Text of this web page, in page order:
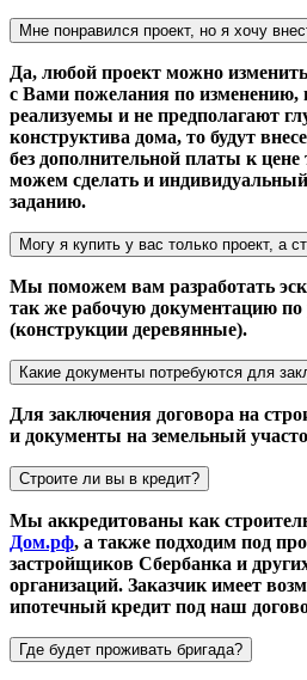
Мне понравился проект, но я хочу
Да, любой проект можно
с Вами пожелания по изменению,
реализуемы и не предполагают
конструктива дома, то будут
без дополнительной платы к
можем сделать и
заданию.
Могу я купить у вас только проект, а
Мы поможем вам разработать
так же рабочую документацию по
(конструкции деревянные).
Какие документы потребуются для
Для заключения договора на
и документы на земельный
Строите ли вы в кредит?
Мы аккредитованы как
Дом.рф, а также подходим под
застройщиков Сбербанка и
организаций. Заказчик имеет
ипотечный кредит под наш
Где будет проживать бригада?